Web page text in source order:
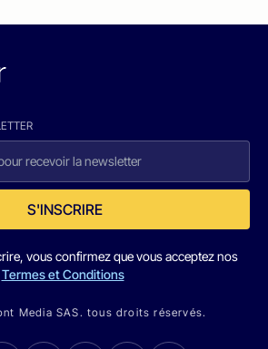
S'INSCRIRE
vous confirmez que vous acceptez nos
Termes et Conditions
Media SAS. tous droits réservés.